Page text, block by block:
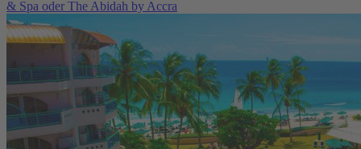
& Spa oder The Abidah by Accra